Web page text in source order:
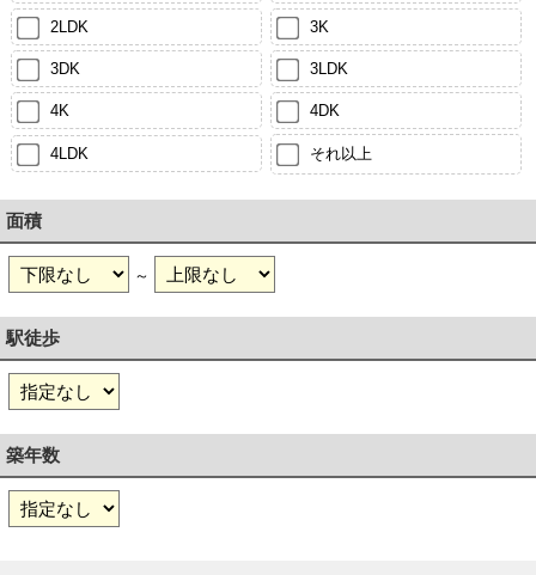
2LDK 3K
3DK 3LDK
4K 4DK
4LDK それ以上
面積
～
駅徒歩
築年数